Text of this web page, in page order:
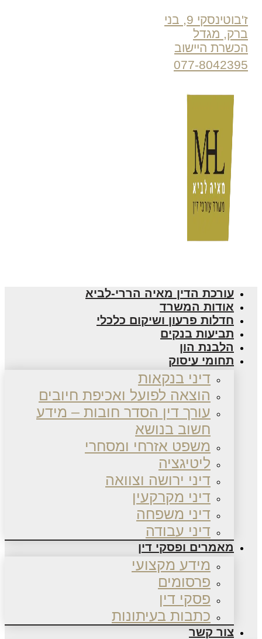
ז'בוטינסקי 9, בני
ברק, מגדל
הכשרת היישוב
077-8042395
עורכת הדין מאיה הררי-לביא
אודות המשרד
חדלות פרעון ושיקום כלכלי
תביעות בנקים
הלבנת הון
תחומי עיסוק
דיני בנקאות
הוצאה לפועל ואכיפת חיובים
עורך דין הסדר חובות – מידע
חשוב בנושא
משפט אזרחי ומסחרי
ליטיגציה
דיני ירושה וצוואה
דיני מקרקעין
דיני משפחה
דיני עבודה
מאמרים ופסקי דין
מידע מקצועי
פרסומים
פסקי דין
כתבות בעיתונות
צור קשר